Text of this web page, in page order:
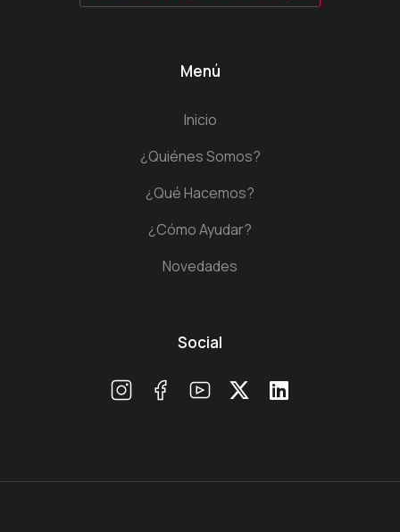
Menú
Inicio
¿Quiénes Somos?
¿Qué Hacemos?
¿Cómo Ayudar?
Novedades
Social